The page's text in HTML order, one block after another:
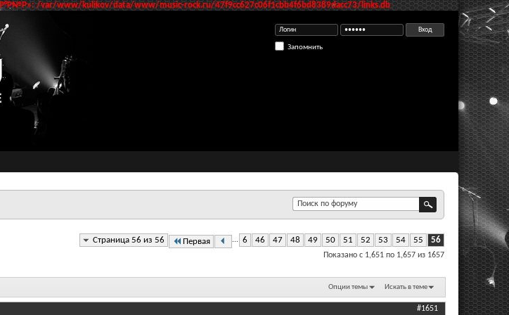
С„Р°Р№Р»: /var/www/kulikov/data/www/music-rock.ru/47f9cc627c06f1cbb4f6bd8389dacc73/links.db
Запомнить
Страница 56 из 56 Первая ... 6 46 47 48 49 50 51 52 53 54 55 56
Показано с 1,651 по 1,657 из 1657
Опции темы Искать в теме
#1651